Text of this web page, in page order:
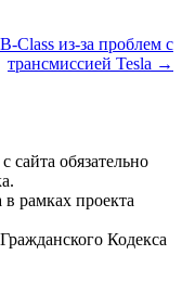
Class из-за проблем с
трансмиссией Tesla →
обязательно
рамках проекта
Кодекса